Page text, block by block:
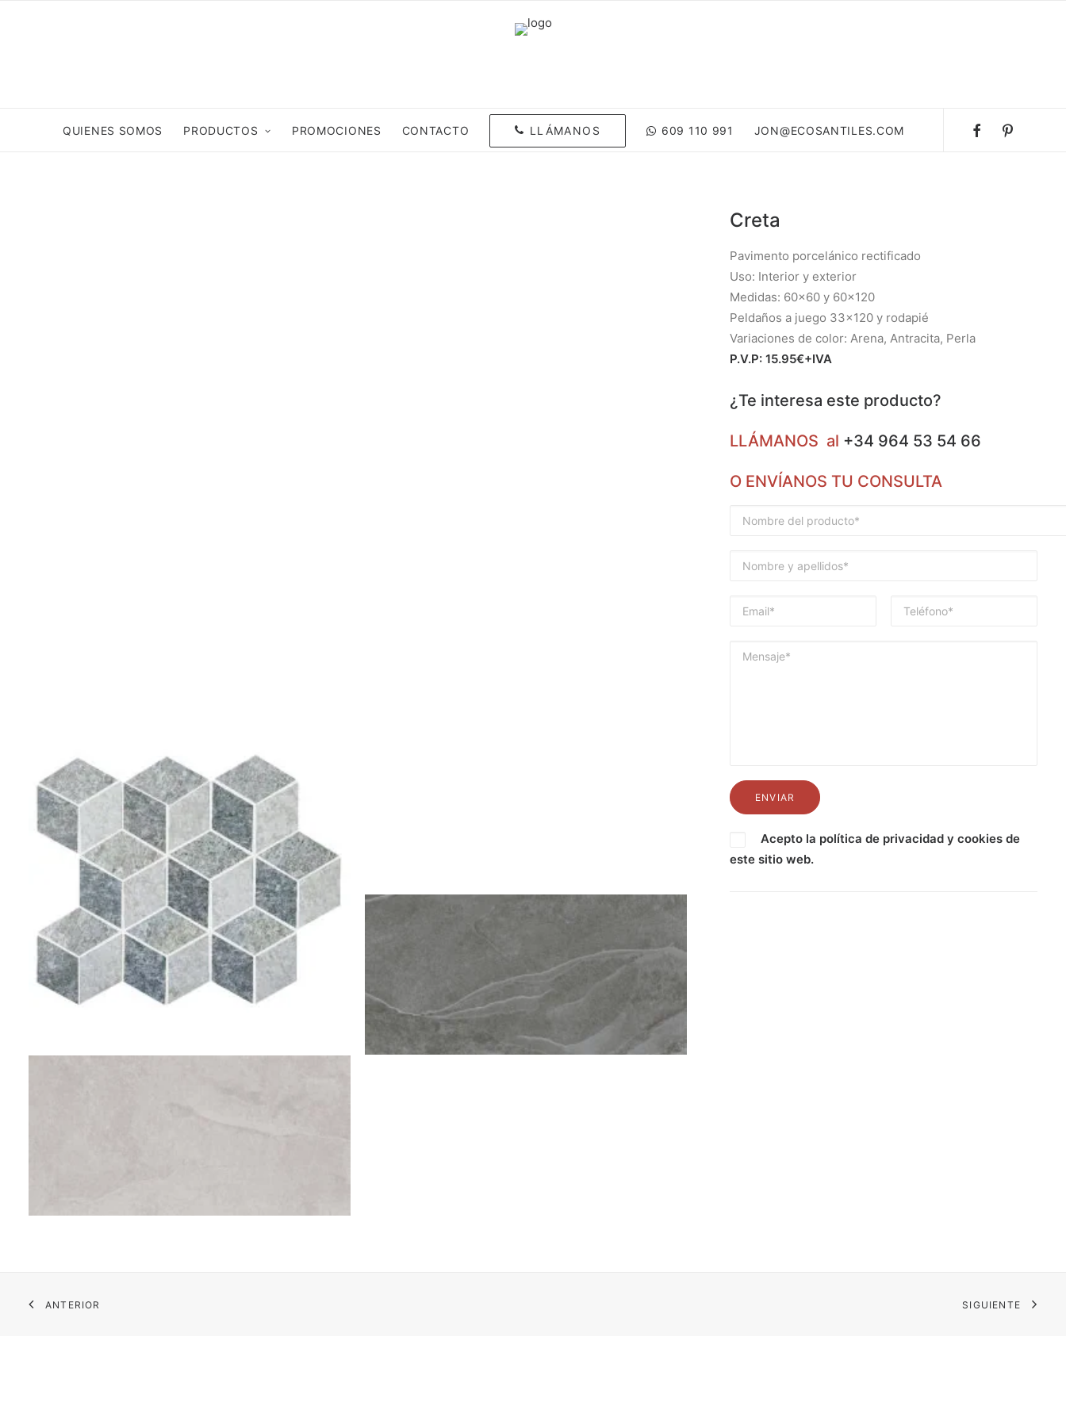
QUIENES SOMOS PRODUCTOS PROMOCIONES CONTACTO LLÁMANOS 609 110 991 JON@ECOSANTILES.COM
Creta
Pavimento porcelánico rectificado
Uso: Interior y exterior
Medidas: 60×60 y 60×120
Peldaños a juego 33×120 y rodapié
Variaciones de color: Arena, Antracita, Perla
P.V.P: 15.95€+IVA
¿Te interesa este producto?
LLÁMANOS al +34 964 53 54 66
O ENVÍANOS TU CONSULTA
Acepto la política de privacidad y cookies de
este sitio web.
ANTERIOR SIGUIENTE